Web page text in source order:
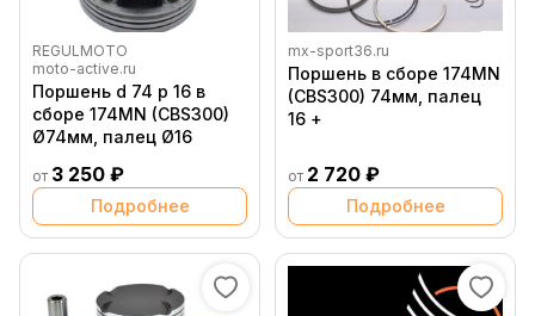
REGULMOTO
moto-active.ru
Поршень d 74 p 16 в
сборе 174MN (CBS300)
Ø74мм, палец Ø16
от 3 250 ₽
Подробнее
mx-sport36.ru
Поршень в сборе 174MN
(CBS300) 74мм, палец
16 +
от 2 720 ₽
Подробнее